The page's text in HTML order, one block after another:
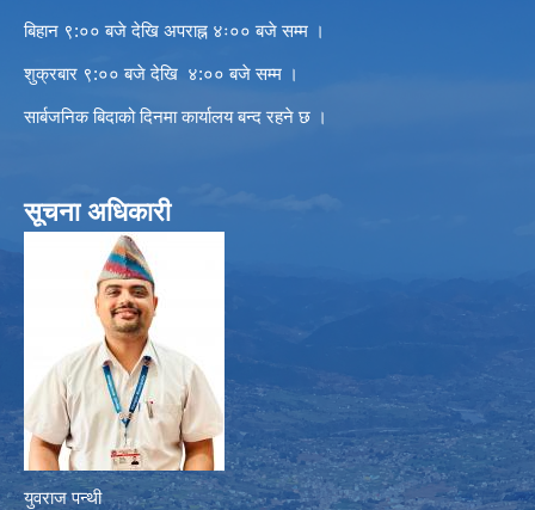
बिहान ९:०० बजे देखि अपराह्न ४ः०० बजे सम्म ।
शुक्रबार ९:०० बजे देखि ४:०० बजे सम्म ।
सार्बजनिक बिदाको दिनमा कार्यालय बन्द रहने छ ।
सूचना अधिकारी
युवराज पन्थी